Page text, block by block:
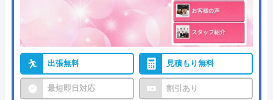
出張無料 見積もり無料
最短即日対応 割引あり